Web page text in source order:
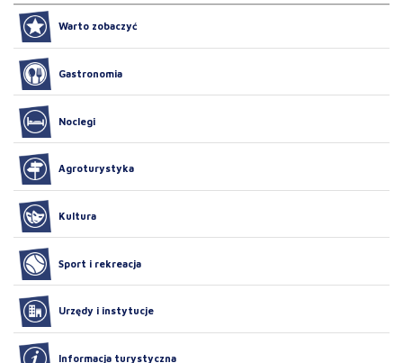
Warto zobaczyć
Gastronomia
Noclegi
Agroturystyka
Kultura
Sport i rekreacja
Urzędy i instytucje
Informacja turystyczna